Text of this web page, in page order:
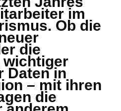
im
Ob die
die
wichtiger
Daten in
– mit ihren
die